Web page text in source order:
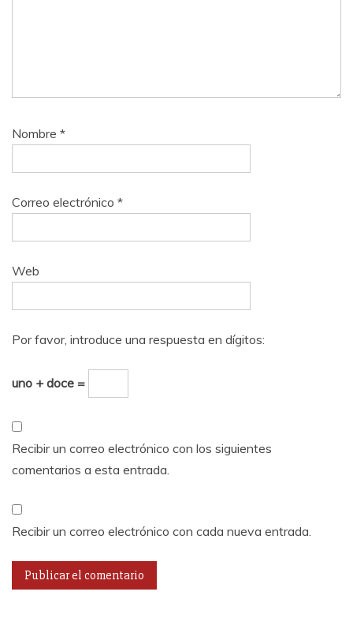
Nombre *
Correo electrónico *
Web
Por favor, introduce una respuesta en dígitos:
uno + doce =
Recibir un correo electrónico con los siguientes
comentarios a esta entrada.
Recibir un correo electrónico con cada nueva entrada.